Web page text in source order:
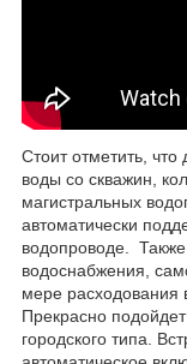
Стоит отметить,
воды со скважин,
магистральных
автоматически
водопроводе.
водоснабжения,
мере расходования
Прекрасно
городского типа.